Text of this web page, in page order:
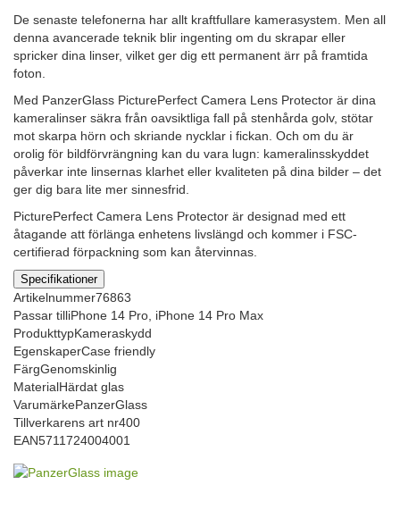
De senaste telefonerna har allt kraftfullare kamerasystem. Men all
denna avancerade teknik blir ingenting om du skrapar eller
spricker dina linser, vilket ger dig ett permanent ärr på framtida
foton.
Med PanzerGlass PicturePerfect Camera Lens Protector är dina
kameralinser säkra från oavsiktliga fall på stenhårda golv, stötar
mot skarpa hörn och skriande nycklar i fickan. Och om du är
orolig för bildförvrängning kan du vara lugn: kameralinsskyddet
påverkar inte linsernas klarhet eller kvaliteten på dina bilder – det
ger dig bara lite mer sinnesfrid.
PicturePerfect Camera Lens Protector är designad med ett
åtagande att förlänga enhetens livslängd och kommer i FSC-
certifierad förpackning som kan återvinnas.
Specifikationer
Artikelnummer76863
Passar tilliPhone 14 Pro, iPhone 14 Pro Max
ProdukttypKameraskydd
EgenskaperCase friendly
FärgGenomskinlig
MaterialHärdat glas
VarumärkePanzerGlass
Tillverkarens art nr400
EAN5711724004001